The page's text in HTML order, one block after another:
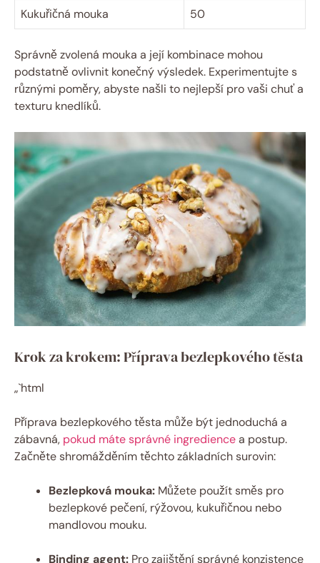
Kukuřičná mouka
50
Správně zvolená ‍mouka a její kombinace mohou
‍podstatně ovlivnit konečný výsledek. Experimentujte‍ s
různými poměry, abyste našli to nejlepší pro vaši chuť a
texturu knedlíků.
Krok za krokem: Příprava bezlepkového těsta
„`html
Příprava bezlepkového těsta může být jednoduchá a
zábavná, pokud máte správné ingrediencea postup.
Začněte shromážděním těchto základních surovin:
Bezlepková mouka: Můžete použít směs pro
bezlepkové pečení, rýžovou, kukuřičnou nebo
mandlovou mouku.
Binding agent: ⁤Pro zajištění správné konzistence